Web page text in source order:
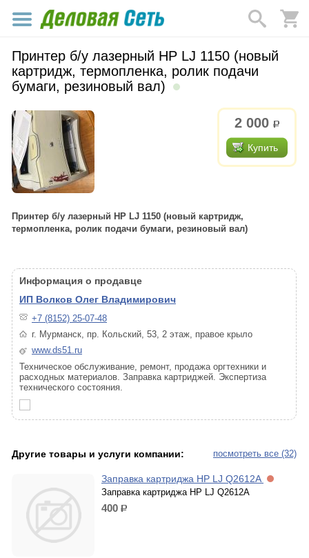
Принтер б/у лазерный HP LJ 1150 (новый
картридж, термопленка, ролик подачи
бумаги, резиновый вал)
2 000 р.
Купить
Принтер б/у лазерный HP LJ 1150 (новый картридж,
термопленка, ролик подачи бумаги, резиновый вал)
Информация о продавце
ИП Волков Олег Владимирович
+7 (8152) 25-07-48
г. Мурманск, пр. Кольский, 53, 2 этаж, правое крыло
www.ds51.ru
Техническое обслуживание, ремонт, продажа оргтехники и
расходных материалов. Заправка картриджей. Экспертиза
технического состояния.
посмотреть все (32)
Другие товары и услуги компании:
Заправка картриджа HP LJ Q2612A
Заправка картриджа HP LJ Q2612A
400 р.